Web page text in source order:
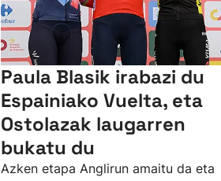
Paula Blasik irabazi du
Espainiako Vuelta, eta
Ostolazak laugarren
bukatu du
Azken etapa Anglirun amaitu da eta